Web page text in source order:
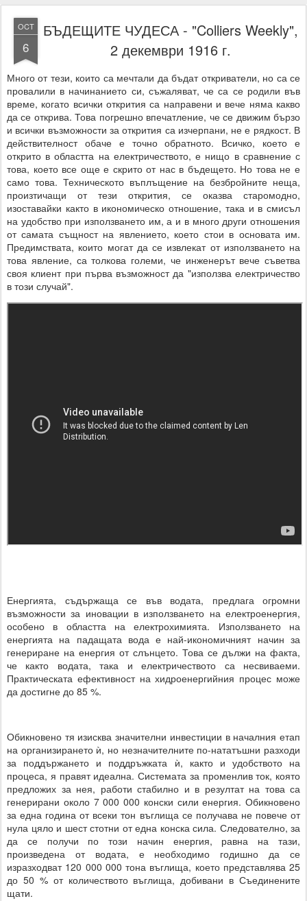
OCT
6
БЪДЕЩИТЕ ЧУДЕСА - "Colliers Weekly",
2 декември 1916 г.
Много от тези, които са мечтали да бъдат откриватели, но са се
провалили в начинанието си, съжаляват, че са се родили във
време, когато всички открития са направени и вече няма какво
да се открива. Това погрешно впечатление, че се движим бързо
и всички възможности за открития са изчерпани, не е рядкост. В
действителност обаче е точно обратното. Всичко, което е
открито в областта на електричеството, е нищо в сравнение с
това, което все още е скрито от нас в бъдещето. Но това не е
само това. Техническото въплъщение на безбройните неща,
произтичащи от тези открития, се оказва старомодно,
изоставайки както в икономическо отношение, така и в смисъл
на удобство при използването им, а и в много други отношения
от самата същност на явлението, което стои в основата им.
Предимствата, които могат да се извлекат от използването на
това явление, са толкова големи, че инженерът вече съветва
своя клиент при първа възможност да "използва електричество
в този случай".
Енергията, съдържаща се във водата, предлага огромни
възможности за иновации в използването на електроенергия,
особено в областта на електрохимията. Използването на
енергията на падащата вода е най-икономичният начин за
генериране на енергия от слънцето. Това се дължи на факта,
че както водата, така и електричеството са несвиваеми.
Практическата ефективност на хидроенергийния процес може
да достигне до 85 %.
Обикновено тя изисква значителни инвестиции в началния етап
на организирането ѝ, но незначителните по-нататъшни разходи
за поддържането и поддръжката ѝ, както и удобството на
процеса, я правят идеална. Системата за променлив ток, която
предложих за нея, работи стабилно и в резултат на това са
генерирани около 7 000 000 конски сили енергия. Обикновено
за една година от всеки тон въглища се получава не повече от
нула цяло и шест стотни от една конска сила. Следователно, за
да се получи по този начин енергия, равна на тази,
произведена от водата, е необходимо годишно да се
изразходват 120 000 000 тона въглища, което представлява 25
до 50 % от количеството въглища, добивани в Съединените
щати.